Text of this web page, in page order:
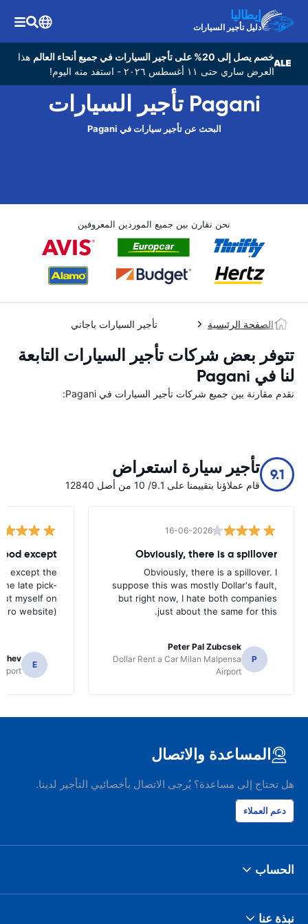
إيطاليا
دليل تأجير السيارات
خصم يصل إلى 20% على تأجير السيارات في جميع أنحاء العالم
هذا
العرض ساري حتى ١١ أغسطس ٢٠٢٦ - استفد منه اليوم!
Pagani تأجير السيارات
البحث عن تأجير سيارات في Pagani
نحن نقارن بين جميع الموردين المعروفين
الصفحة الرئيسية تأجير السيارات باجاني
تتوفر بعض شركات تأجير السيارات التابعة
لنا في Pagani
نقدم مقارنة بين جميع شركات تأجير السيارات في Pagani:
9.1 تأجير سيارة استعراض
قام عملاؤنا بتقييمنا على 9.1/ 10 من أصل 12840
16-06-2026
Obviously, there is a spillover
Obviously, there is a spillover. I
suppose this was mostly Dollar's fault,
but right now, I hate both companies
just about the same for this.
P
Peter Pal Zubcsek
Dollar Rent a Car Milan Malpensa
Airport
except
except the
late pick-
myself on
website).
E
المساعدة والاتصال
هل تحتاج إلى مساعدة؟ يُرجى الاتصال بأخصائيي التأجير لدينا.
دعم العملاء
الحساب
نبذة عنا